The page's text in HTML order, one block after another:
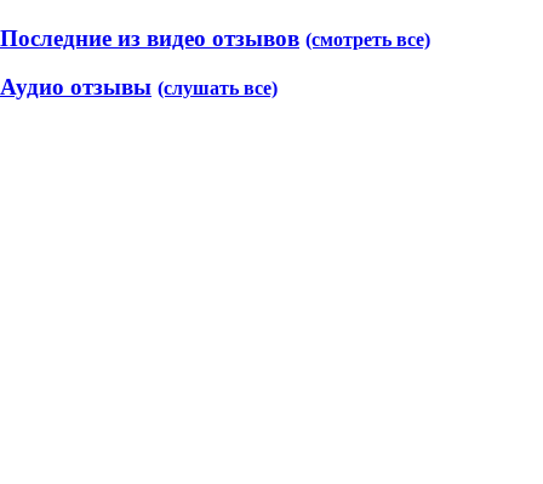
Последние из видео отзывов (смотреть все)
Аудио отзывы (слушать все)